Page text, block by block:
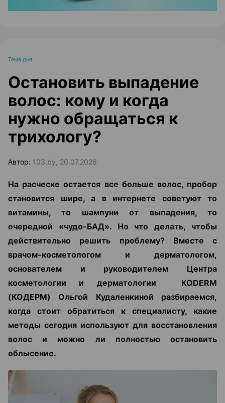
Тема дня
Остановить выпадение
волос: кому и когда
нужно обращаться к
трихологу?
Автор: 103.by, 20.07.2026
На расческе остается все больше волос, пробор
становится шире, а в интернете советуют то
витамины, то шампуни от выпадения, то
очередной «чудо-БАД». Но что делать, чтобы
действительно решить проблему? Вместе с
врачом-косметологом и дерматологом,
основателем и руководителем Центра
косметологии и дерматологии KODERM
(КОДЕРМ) Ольгой Кудаленкиной разбираемся,
когда стоит обратиться к специалисту, какие
методы сегодня используют для восстановления
волос и можно ли полностью остановить
облысение.